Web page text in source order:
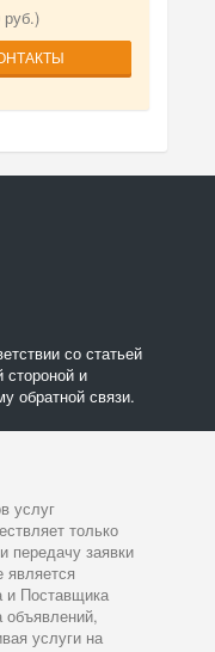
со статьей
стороной и
обратной связи.
услуг
только
передачу заявки
является
и Поставщика
объявлений,
услуги на